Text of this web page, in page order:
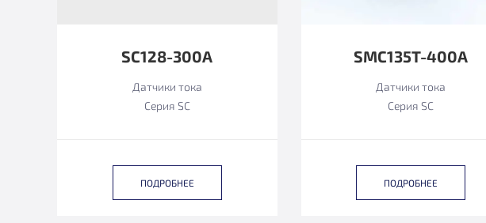
SC128-300A
Датчики тока
Серия SC
ПОДРОБНЕЕ
SMC135T-400A
Датчики тока
Серия SC
ПОДРОБНЕЕ